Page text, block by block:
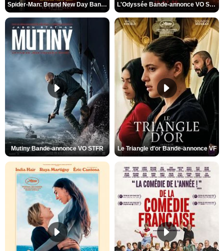
Spider-Man: Brand New Day Bande-annonce VO STFR L'Odyssée Bande-annonce VO STFR
Mutiny Bande-annonce VO STFR Le Triangle d'or Bande-annonce VF